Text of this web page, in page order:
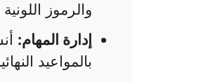
والرموز
إدارة المهام:
بالمواعيد